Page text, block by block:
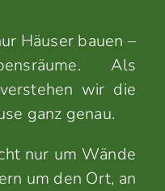
Häuser bauen –
Als
wir die
ganz genau.
nur um Wände
um den Ort, an